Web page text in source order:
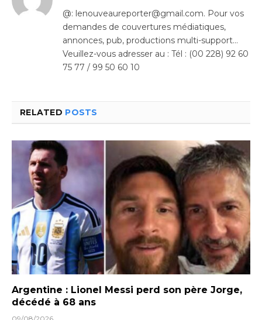
@: lenouveaureporter@gmail.com. Pour vos
demandes de couvertures médiatiques,
annonces, pub, productions multi-support…
Veuillez-vous adresser au : Tél : (00 228) 92 60
75 77 / 99 50 60 10
RELATED POSTS
Argentine : Lionel Messi perd son père Jorge,
décédé à 68 ans